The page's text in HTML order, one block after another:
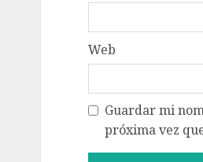
Web
Guardar mi
próxima vez